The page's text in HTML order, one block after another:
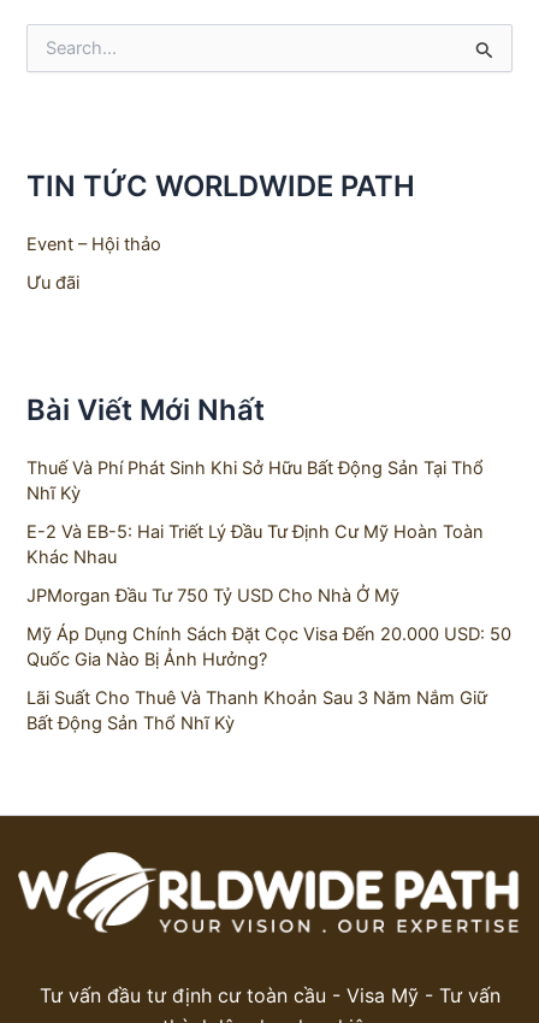
e
r
TIN TỨC WORLDWIDE PATH
Event – Hội thảo
Ưu đãi
Bài Viết Mới Nhất
Thuế Và Phí Phát Sinh Khi Sở Hữu Bất Động Sản Tại Thổ
Nhĩ Kỳ
E-2 Và EB-5: Hai Triết Lý Đầu Tư Định Cư Mỹ Hoàn Toàn
Khác Nhau
JPMorgan Đầu Tư 750 Tỷ USD Cho Nhà Ở Mỹ
Mỹ Áp Dụng Chính Sách Đặt Cọc Visa Đến 20.000 USD: 50
Quốc Gia Nào Bị Ảnh Hưởng?
Lãi Suất Cho Thuê Và Thanh Khoản Sau 3 Năm Nắm Giữ
Bất Động Sản Thổ Nhĩ Kỳ
Tư vấn đầu tư định cư toàn cầu - Visa Mỹ - Tư vấn